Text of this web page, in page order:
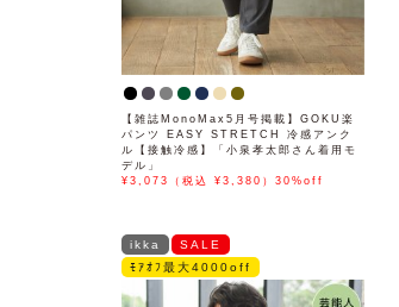
【雑誌MonoMax5月号掲載】GOKU楽
パンツ EASY STRETCH 冷感アンク
ル【接触冷感】「小泉孝太郎さん着用モ
デル」
¥3,073（税込 ¥3,380）30%off
ikka
SALE
ﾓｱｵﾌ最大4000off